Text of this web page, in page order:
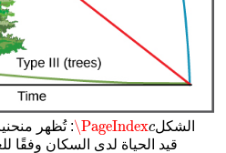
الشكل \PageIndexc
\PageIndexc
: تُظهر
قيد الحياة لدى السكان وفقًا